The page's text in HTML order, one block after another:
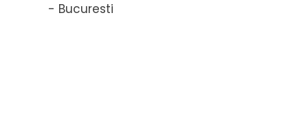
- Bucuresti